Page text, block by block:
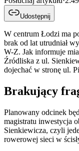
Udostępnij
W centrum Łodzi ma
brak od lat utrudniał
W-Z. Jak informuje
Źródliska z ul.
dojechać w stronę ul.
Brakujący
Planowany odcinek
magistratu inwestycja
Sienkiewicza, czyli
rowerowej sieci w